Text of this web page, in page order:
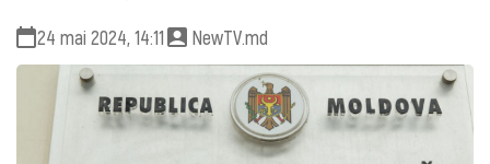
24 mai 2024, 14:11 NewTV.md